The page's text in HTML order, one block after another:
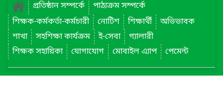
প্রতিষ্ঠান সম্পর্কে
পাঠ্যক্রম সম্পর্কে
শিক্ষক-কর্মকর্তা-কর্মচারী
নোটিশ শিক্ষার্থী
অভিভাবক
শাখা
সহশিক্ষা কার্যক্রম ই-সেবা
গ্যালারী
শিক্ষক সহায়িকা
যোগাযোগ মোবাইল এ্যাপ পেমেন্ট